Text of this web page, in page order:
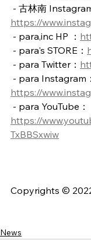
- 古林南
https://
- para,inc HP ：
- para's STORE：
- para Twitter：
- para Instagram：
https://
- para YouTube：
https://
TxBBSxwiw
Copyrights ©
News